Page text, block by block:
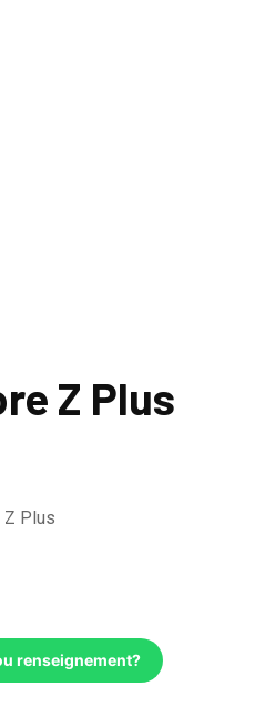
Z Plus
Z Plus
renseignement?